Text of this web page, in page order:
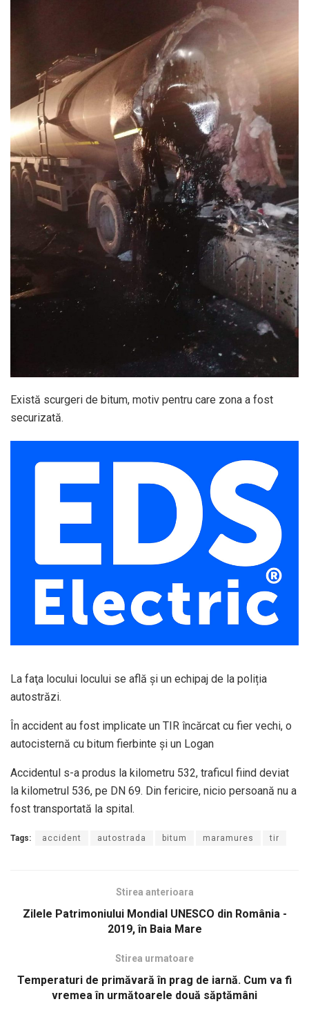
Există scurgeri de bitum, motiv pentru care zona a fost
securizată.
La faţa locului locului se află și un echipaj de la poliția
autostrăzi.
În accident au fost implicate un TIR încărcat cu fier vechi, o
autocisternă cu bitum fierbinte și un Logan
Accidentul s-a produs la kilometru 532, traficul fiind deviat
la kilometrul 536, pe DN 69. Din fericire, nicio persoană nu a
fost transportată la spital.
Tags: accident autostrada bitum maramures tir
Stirea anterioara
Zilele Patrimoniului Mondial UNESCO din România -
2019, în Baia Mare
Stirea urmatoare
Temperaturi de primăvară în prag de iarnă. Cum va fi
vremea în următoarele două săptămâni